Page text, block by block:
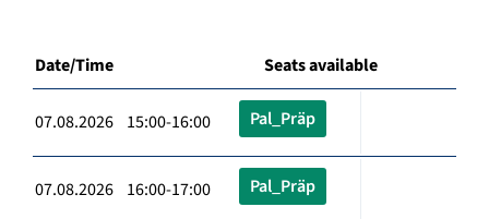
Date/Time Seats available
07.08.2026 15:00-16:00 Pal_Präp
07.08.2026 16:00-17:00 Pal_Präp